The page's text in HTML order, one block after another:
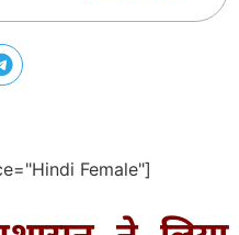
Female"]